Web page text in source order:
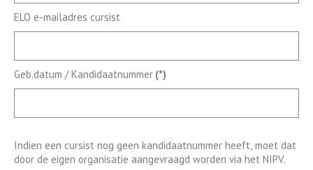
ELO e-mailadres cursist
Geb.datum / Kandidaatnummer (*)
Indien een cursist nog geen kandidaatnummer heeft, moet dat
door de eigen organisatie aangevraagd worden via het NIPV.